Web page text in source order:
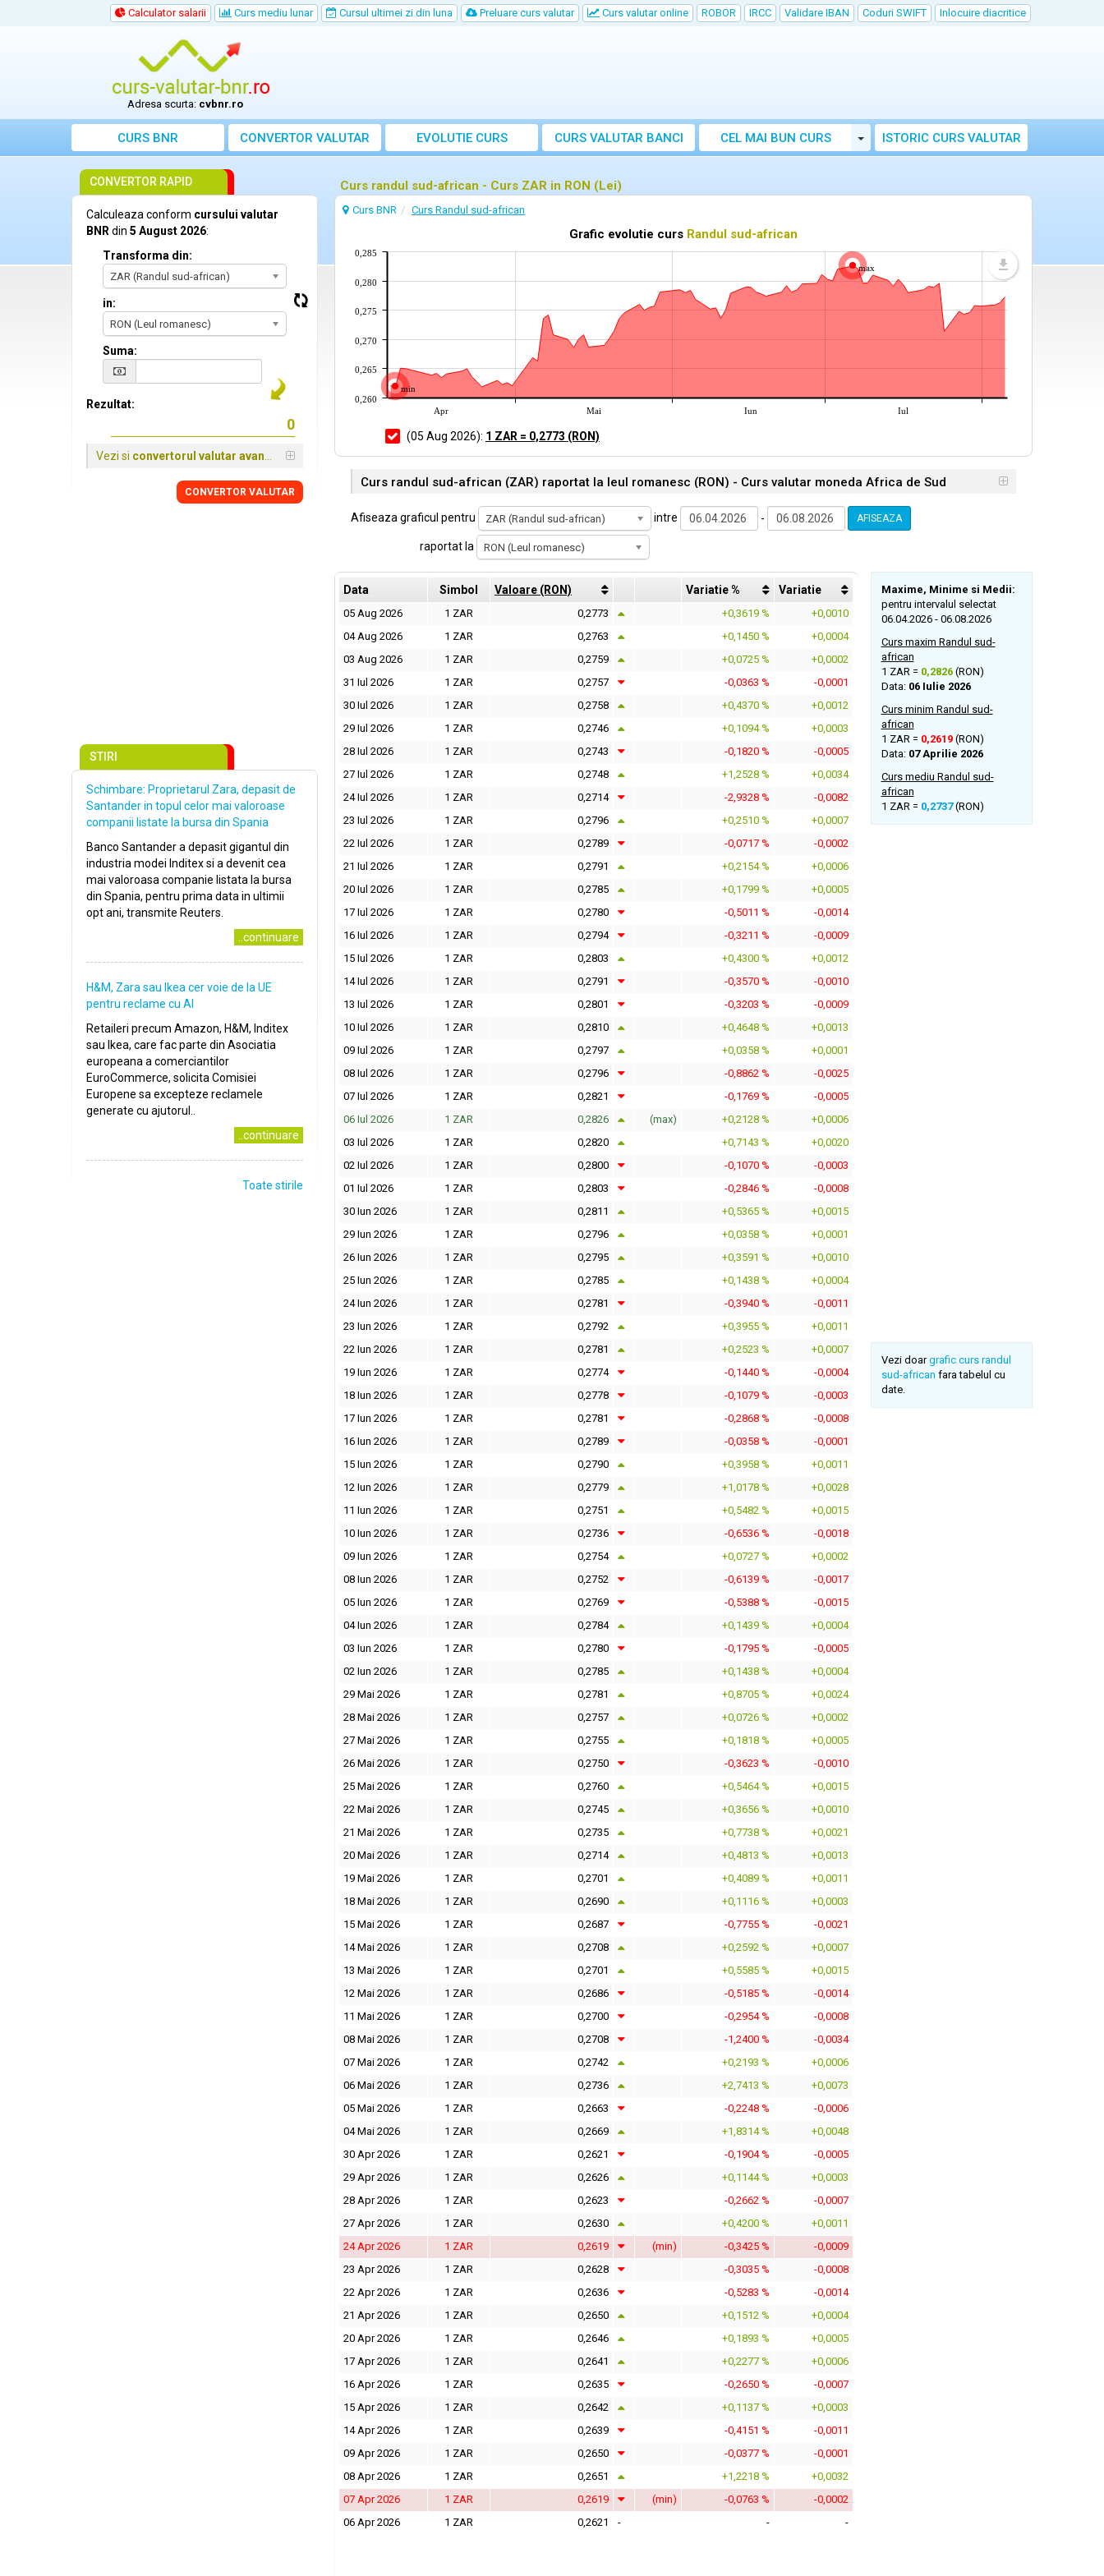
Calculator salarii Curs mediu lunar Cursul ultimei zi din luna Preluare curs valutar Curs valutar online ROBOR IRCC Validare IBAN Coduri SWIFT Inlocuire diacritice
Adresa scurta: cvbnr.ro
CURS BNR CONVERTOR VALUTAR EVOLUTIE CURS CURS VALUTAR BANCI CEL MAI BUN CURS Toggle Dropdown
ISTORIC CURS VALUTAR
Curs randul sud-african - Curs ZAR in RON (Lei)
Curs BNR Curs Randul sud-african
Grafic evolutie curs Randul sud-african
min
max
Apr Mai Iun Iul
0,260
0,265
0,270
0,275
0,280
0,285
(05 Aug 2026): 1 ZAR = 0,2773 (RON)
Curs randul sud-african (ZAR) raportat la leul romanesc (RON) - Curs valutar moneda Africa de Sud
Afiseaza graficul pentru ZAR (Randul sud-african) intre - AFISEAZA
raportat la RON (Leul romanesc)
Data Simbol Valoare (RON) Variatie % Variatie
05 Aug 2026 1 ZAR 0,2773 +0,3619 %
+0,0010
04 Aug 2026
1 ZAR 0,2763 +0,1450 %
+0,0004
03 Aug 2026
1 ZAR 0,2759 +0,0725 %
+0,0002
31 Iul 2026
1 ZAR 0,2757 -0,0363 %
-0,0001
30 Iul 2026
1 ZAR 0,2758 +0,4370 %
+0,0012
29 Iul 2026
1 ZAR 0,2746 +0,1094 %
+0,0003
28 Iul 2026
1 ZAR 0,2743 -0,1820 %
-0,0005
27 Iul 2026
1 ZAR 0,2748 +1,2528 %
+0,0034
24 Iul 2026
1 ZAR 0,2714 -2,9328 %
-0,0082
23 Iul 2026
1 ZAR 0,2796 +0,2510 %
+0,0007
22 Iul 2026
1 ZAR 0,2789 -0,0717 %
-0,0002
21 Iul 2026
1 ZAR 0,2791 +0,2154 %
+0,0006
20 Iul 2026
1 ZAR 0,2785 +0,1799 %
+0,0005
17 Iul 2026
1 ZAR 0,2780 -0,5011 %
-0,0014
16 Iul 2026
1 ZAR 0,2794 -0,3211 %
-0,0009
15 Iul 2026
1 ZAR 0,2803 +0,4300 %
+0,0012
14 Iul 2026
1 ZAR 0,2791 -0,3570 %
-0,0010
13 Iul 2026
1 ZAR 0,2801 -0,3203 %
-0,0009
10 Iul 2026
1 ZAR 0,2810 +0,4648 %
+0,0013
09 Iul 2026
1 ZAR 0,2797 +0,0358 %
+0,0001
08 Iul 2026
1 ZAR 0,2796 -0,8862 %
-0,0025
07 Iul 2026
1 ZAR 0,2821 -0,1769 %
-0,0005
06 Iul 2026
1 ZAR 0,2826 (max) +0,2128 %
+0,0006
03 Iul 2026
1 ZAR 0,2820 +0,7143 %
+0,0020
02 Iul 2026
1 ZAR 0,2800 -0,1070 %
-0,0003
01 Iul 2026
1 ZAR 0,2803 -0,2846 %
-0,0008
30 Iun 2026
1 ZAR 0,2811 +0,5365 %
+0,0015
29 Iun 2026
1 ZAR 0,2796 +0,0358 %
+0,0001
26 Iun 2026
1 ZAR 0,2795 +0,3591 %
+0,0010
25 Iun 2026
1 ZAR 0,2785 +0,1438 %
+0,0004
24 Iun 2026
1 ZAR 0,2781 -0,3940 %
-0,0011
23 Iun 2026
1 ZAR 0,2792 +0,3955 %
+0,0011
22 Iun 2026
1 ZAR 0,2781 +0,2523 %
+0,0007
19 Iun 2026
1 ZAR 0,2774 -0,1440 %
-0,0004
18 Iun 2026
1 ZAR 0,2778 -0,1079 %
-0,0003
17 Iun 2026
1 ZAR 0,2781 -0,2868 %
-0,0008
16 Iun 2026
1 ZAR 0,2789 -0,0358 %
-0,0001
15 Iun 2026
1 ZAR 0,2790 +0,3958 %
+0,0011
12 Iun 2026
1 ZAR 0,2779 +1,0178 %
+0,0028
11 Iun 2026
1 ZAR 0,2751 +0,5482 %
+0,0015
10 Iun 2026
1 ZAR 0,2736 -0,6536 %
-0,0018
09 Iun 2026
1 ZAR 0,2754 +0,0727 %
+0,0002
08 Iun 2026
1 ZAR 0,2752 -0,6139 %
-0,0017
05 Iun 2026
1 ZAR 0,2769 -0,5388 %
-0,0015
04 Iun 2026
1 ZAR 0,2784 +0,1439 %
+0,0004
03 Iun 2026
1 ZAR 0,2780 -0,1795 %
-0,0005
02 Iun 2026
1 ZAR 0,2785 +0,1438 %
+0,0004
29 Mai 2026
1 ZAR 0,2781 +0,8705 %
+0,0024
28 Mai 2026
1 ZAR 0,2757 +0,0726 %
+0,0002
27 Mai 2026
1 ZAR 0,2755 +0,1818 %
+0,0005
26 Mai 2026
1 ZAR 0,2750 -0,3623 %
-0,0010
25 Mai 2026
1 ZAR 0,2760 +0,5464 %
+0,0015
22 Mai 2026
1 ZAR 0,2745 +0,3656 %
+0,0010
21 Mai 2026
1 ZAR 0,2735 +0,7738 %
+0,0021
20 Mai 2026
1 ZAR 0,2714 +0,4813 %
+0,0013
19 Mai 2026
1 ZAR 0,2701 +0,4089 %
+0,0011
18 Mai 2026
1 ZAR 0,2690 +0,1116 %
+0,0003
15 Mai 2026
1 ZAR 0,2687 -0,7755 %
-0,0021
14 Mai 2026
1 ZAR 0,2708 +0,2592 %
+0,0007
13 Mai 2026
1 ZAR 0,2701 +0,5585 %
+0,0015
12 Mai 2026
1 ZAR 0,2686 -0,5185 %
-0,0014
11 Mai 2026
1 ZAR 0,2700 -0,2954 %
-0,0008
08 Mai 2026
1 ZAR 0,2708 -1,2400 %
-0,0034
07 Mai 2026
1 ZAR 0,2742 +0,2193 %
+0,0006
06 Mai 2026
1 ZAR 0,2736 +2,7413 %
+0,0073
05 Mai 2026
1 ZAR 0,2663 -0,2248 %
-0,0006
04 Mai 2026
1 ZAR 0,2669 +1,8314 %
+0,0048
30 Apr 2026
1 ZAR 0,2621 -0,1904 %
-0,0005
29 Apr 2026
1 ZAR 0,2626 +0,1144 %
+0,0003
28 Apr 2026
1 ZAR 0,2623 -0,2662 %
-0,0007
27 Apr 2026
1 ZAR 0,2630 +0,4200 %
+0,0011
24 Apr 2026
1 ZAR 0,2619 (min) -0,3425 %
-0,0009
23 Apr 2026
1 ZAR 0,2628 -0,3035 %
-0,0008
22 Apr 2026
1 ZAR 0,2636 -0,5283 %
-0,0014
21 Apr 2026
1 ZAR 0,2650 +0,1512 %
+0,0004
20 Apr 2026
1 ZAR 0,2646 +0,1893 %
+0,0005
17 Apr 2026
1 ZAR 0,2641 +0,2277 %
+0,0006
16 Apr 2026
1 ZAR 0,2635 -0,2650 %
-0,0007
15 Apr 2026
1 ZAR 0,2642 +0,1137 %
+0,0003
14 Apr 2026
1 ZAR 0,2639 -0,4151 %
-0,0011
09 Apr 2026
1 ZAR 0,2650 -0,0377 %
-0,0001
08 Apr 2026
1 ZAR 0,2651 +1,2218 %
+0,0032
07 Apr 2026
1 ZAR 0,2619 (min) -0,0763 %
-0,0002
06 Apr 2026
1 ZAR 0,2621 - - -
Maxime, Minime si Medii:
pentru intervalul selectat
06.04.2026 - 06.08.2026
Curs maxim Randul sud-
african
1 ZAR = 0,2826(RON)
Data: 06 Iulie 2026
Curs minim Randul sud-
african
1 ZAR = 0,2619(RON)
Data: 07 Aprilie 2026
Curs mediu Randul sud-
african
1 ZAR = 0,2737(RON)
Vezi doargrafic curs randul
sud-african fara tabelul cu
date.
CONVERTOR RAPID
Calculeaza conform cursului valutar
BNR din 5 August 2026:
Transforma din:
ZAR (Randul sud-african)
in:
RON (Leul romanesc)
Suma:
Rezultat:
Vezi si convertorul valutar avansat
CONVERTOR VALUTAR
STIRI
Schimbare: Proprietarul Zara, depasit de
Santander in topul celor mai valoroase
companii listate la bursa din Spania
Banco Santander a depasit gigantul din
industria modei Inditex si a devenit cea
mai valoroasa companie listata la bursa
din Spania, pentru prima data in ultimii
opt ani, transmite Reuters.
..continuare
H&M, Zara sau Ikea cer voie de la UE
pentru reclame cu AI
Retaileri precum Amazon, H&M, Inditex
sau Ikea, care fac parte din Asociatia
europeana a comerciantilor
EuroCommerce, solicita Comisiei
Europene sa excepteze reclamele
generate cu ajutorul..
..continuare
Toate stirile